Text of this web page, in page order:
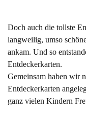
Doch auch die tollste
langweilig, umso
ankam. Und so
Entdeckerkarten.
Gemeinsam haben wir
Entdeckerkarten
ganz vielen Kindern